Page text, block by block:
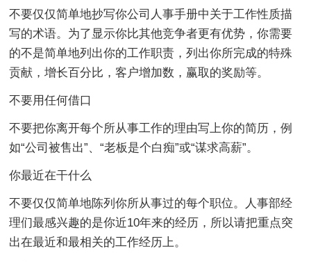
不要仅仅简单地抄写你公司人事手册中关于工作性质描
写的术语。为了显示你比其他竞争者更有优势，你需要
的不是简单地列出你的工作职责，列出你所完成的特殊
贡献，增长百分比，客户增加数，赢取的奖励等。
不要用任何借口
不要把你离开每个所从事工作的理由写上你的简历，例
如“公司被售出”、“老板是个白痴”或“谋求高薪”。
你最近在干什么
不要仅仅简单地陈列你所从事过的每个职位。人事部经
理们最感兴趣的是你近10年来的经历，所以请把重点突
出在最近和最相关的工作经历上。